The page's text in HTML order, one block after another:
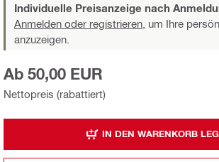
Individuelle Preisanzeige nach
Anmelden oder registrieren, um Ihre
anzuzeigen.
Nettopreis (rabattiert)
Ab 50,00 EUR
IN DEN WARENKORB